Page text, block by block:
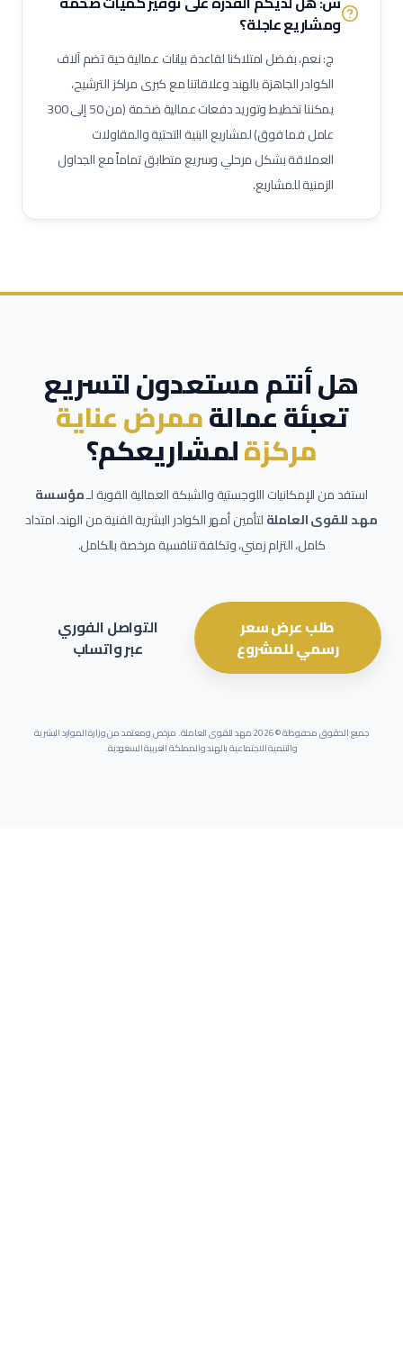
مشغل اختبارات أحمال
فني وصول بالحبال (Rope Access)
مهندس تشغيل وتدشين
كبير مهندسين بحريين
بحار مؤهل
مدير مشاريع
مهندس موقع
مسؤول سلامة وصحة مهنية
حاسب كميات
طاهي / شيف محترف
مقدم طعام / ويتر
مشرف خدمات غرف
عامل نظافة تجارية عامل تعبئة وتغليف
ومشاريع عاجلة؟
ج: نعم، بفضل امتلاكنا لقاعدة بيانات عمالية حية تضم آلاف
الكوادر الجاهزة بالهند وعلاقاتنا مع كبرى مراكز الترشيح،
يمكننا تخطيط وتوريد دفعات عمالية ضخمة (من 50 إلى 300
عامل فما فوق) لمشاريع البنية التحتية والمقاولات
العملاقة بشكل مرحلي وسريع متطابق تماماً مع الجداول
الزمنية للمشاريع.
هل أنتم مستعدون لتسريع
تعبئة عمالةممرض عناية
مركزةلمشاريعكم؟
استفد من الإمكانيات اللوجستية والشبكة العمالية القوية لـمؤسسة
مهد للقوى العاملةلتأمين أمهر الكوادر البشرية الفنية من الهند. امتداد
كامل، التزام زمني، وتكلفة تنافسية مرخصة بالكامل.
طلب عرض سعر
رسمي للمشروع
التواصل الفوري
عبر واتساب
جميع الحقوق محفوظة ©2026مهد للقوى العاملة. مرخص ومعتمد من وزارة الموارد البشرية
والتنمية الاجتماعية بالهند والمملكة العربية السعودية.